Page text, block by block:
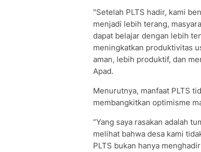
"Setelah PLTS hadir, kami
menjadi lebih terang,
dapat belajar dengan lebih
meningkatkan produktivitas
aman, lebih produktif, dan
Apad.
Menurutnya, manfaat PLTS
membangkitkan optimisme
“Yang saya rasakan adalah
melihat bahwa desa kami
PLTS bukan hanya